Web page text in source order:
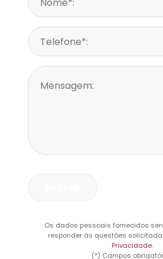
Os dados pessoais fornecidos
responder às questões
Privacidade.
(*) Campos